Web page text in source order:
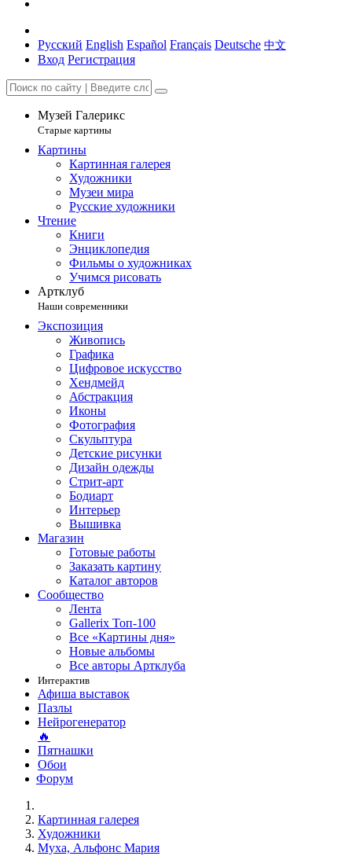
Русский English Español Français Deutsche 中文
Вход Регистрация
Музей Галерикс
Старые картины
Картины
Картинная галерея
Художники
Музеи мира
Русские художники
Чтение
Книги
Энциклопедия
Фильмы о художниках
Учимся рисовать
Артклуб
Наши современники
Экспозиция
Живопись
Графика
Цифровое искусство
Хендмейд
Абстракция
Иконы
Фотография
Скульптура
Детские рисунки
Дизайн одежды
Стрит-арт
Бодиарт
Интерьер
Вышивка
Магазин
Готовые работы
Заказать картину
Каталог авторов
Сообщество
Лента
Gallerix Топ-100
Все «Картины дня»
Новые альбомы
Все авторы Артклуба
Интерактив
Афиша выставок
Пазлы
Нейрогенератор
🔥
Пятнашки
Обои
Форум
Картинная галерея
Художники
Муха, Альфонс Мария